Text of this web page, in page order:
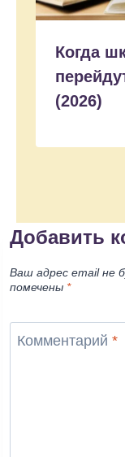
Когда
(2026)
Добавить
Ваш адрес email не
помечены *
Комментарий *